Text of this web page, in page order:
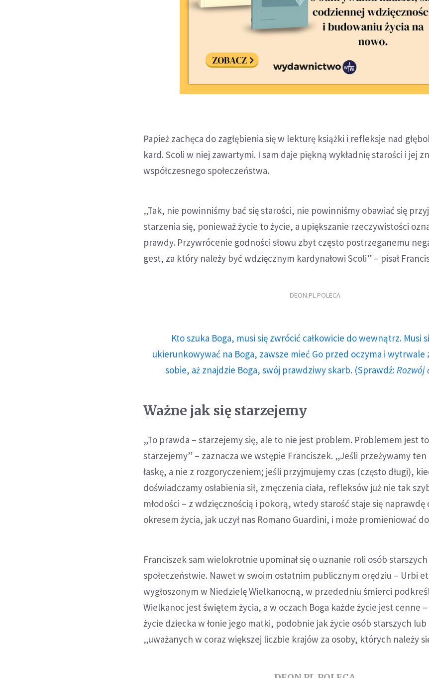
Papież zachęca do zagłębienia się w lekturę książki i refleksje nad
kard. Scoli w niej zawartymi. I sam daje piękną wykładnię starości i jej
współczesnego społeczeństwa.
„Tak, nie powinniśmy bać się starości, nie powinniśmy obawiać się
starzenia się, ponieważ życie to życie, a upiększanie rzeczywistości
prawdy. Przywrócenie godności słowu zbyt często postrzeganemu
gest, za który należy być wdzięcznym kardynałowi Scoli” – pisał
DEON.PL POLECA
Kto szuka Boga, musi się zwrócić całkowicie do wewnątrz. Musi
ukierunkowywać na Boga, zawsze mieć Go przed oczyma i wytrwale
sobie, aż znajdzie Boga, swój prawdziwy skarb. (Sprawdź: Rozwój
Ważne jak się starzejemy
„To prawda – starzejemy się, ale to nie jest problem. Problemem jest
starzejemy” – zaznacza we wstępie Franciszek. „Jeśli przeżywamy ten
łaskę, a nie z rozgoryczeniem; jeśli przyjmujemy czas (często długi),
doświadczamy osłabienia sił, zmęczenia ciała, refleksów już nie tak
młodości – z wdzięcznością i pokorą, wtedy starość staje się naprawdę
okresem życia, jak uczył nas Romano Guardini, i może promieniować
Franciszek sam wielokrotnie upominał się o uznanie roli osób
społeczeństwie. Nawet w swoim ostatnim publicznym orędziu – Urbi
wygłoszonym w Niedzielę Wielkanocną, w przededniu śmierci
Wielkanoc jest świętem życia, a w oczach Boga każde życie jest cenne
życie dziecka w łonie jego matki, podobnie jak życie osób starszych
„uważanych w coraz większej liczbie krajów za osoby, których należy